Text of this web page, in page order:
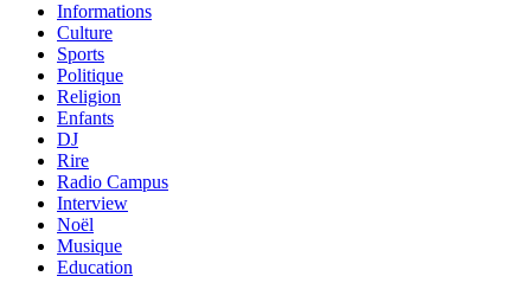
Informations
Culture
Sports
Politique
Religion
Enfants
DJ
Rire
Radio Campus
Interview
Noël
Musique
Education